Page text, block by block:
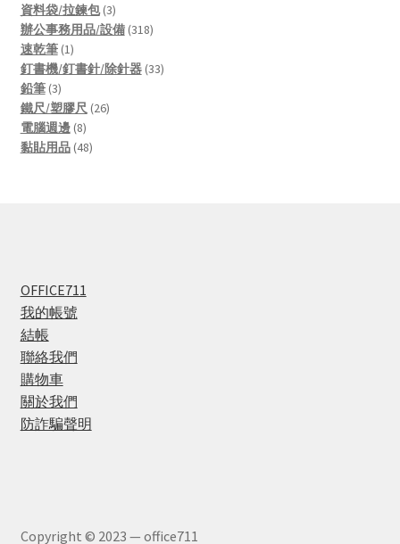
products
資料袋/拉鍊包 33
products
辦公事務用品/設備 318318
速乾筆 11
product
釘書機/釘書針/除針器 3333
鉛筆 33
products
鐵尺/塑膠尺 2626
電腦週邊 88
products
黏貼用品 4848
OFFICE711
我的帳號
結帳
聯絡我們
購物車
關於我們
防詐騙聲明
Copyright © 2023 — office711